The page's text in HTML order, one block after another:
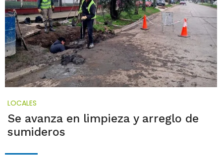
LOCALES
Se avanza en limpieza y arreglo de
sumideros